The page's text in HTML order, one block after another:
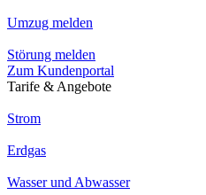
Umzug melden
Störung melden
Zum Kundenportal
Tarife & Angebote
Strom
Erdgas
Wasser und Abwasser